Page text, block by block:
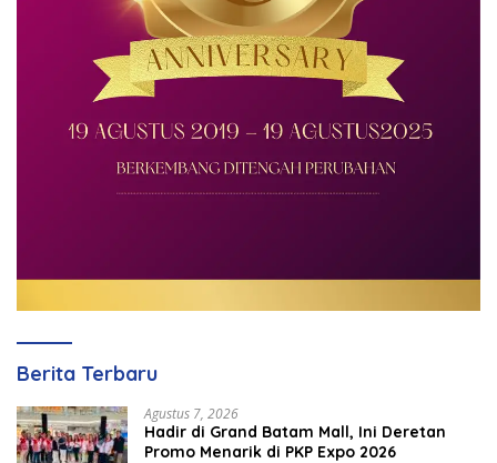
Berita Terbaru
Agustus 7, 2026
Hadir di Grand Batam Mall, Ini Deretan
Promo Menarik di PKP Expo 2026